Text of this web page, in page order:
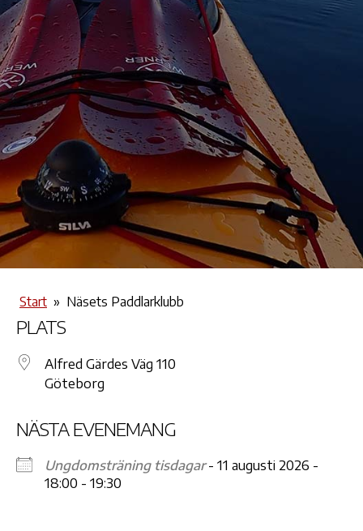
Start » Näsets Paddlarklubb
PLATS
Alfred Gärdes Väg 110
Göteborg
NÄSTA EVENEMANG
Ungdomsträning tisdagar- 11 augusti 2026 -
18:00 - 19:30